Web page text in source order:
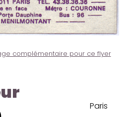
complémentaire pour ce flyer
Paris